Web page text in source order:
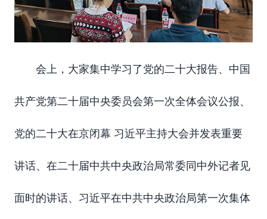
会上，大家集中学习了党的二十大报告、 中国
共产党第二十届中央委员会第一次全体会议公报、
党的二十大在京闭幕 习近平主持大会并发表重要
讲话、 在二十届中共中央政治局常委同中外记者见
面时的讲话、 习近平在中共中央政治局第一次集体